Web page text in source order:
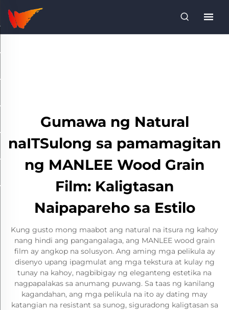
Gumawa ng Natural
naITSulong sa pamamagitan
ng MANLEE Wood Grain
Film: Kaligtasan
Naipapareho sa Estilo
Kung gusto mong maabot ang natural na itsura ng kahoy
nang hindi ang pangangalaga, ang MANLEE wood grain
film ay angkop na solusyon. Ang aming mga pelikula ay
disenyo upang ipagmulat ang mga tekstura at kulay ng
tunay na kahoy, nagbibigay ng eleganteng estetika na
nagpapalakas sa anumang puwang. Sa taas ng kanilang
kagandahan, ang mga pelikula na ito ay dating may
katangian na resistant sa sunog, siguradong kaligtasan sa